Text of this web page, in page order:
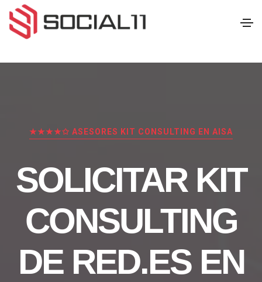
★★★★✩ ASESORES KIT CONSULTING EN AISA
SOLICITAR KIT
CONSULTING
DE RED.ES EN